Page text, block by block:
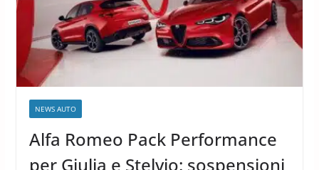
NEWS AUTO
Alfa Romeo Pack Performance
per Giulia e Stelvio: sospensioni